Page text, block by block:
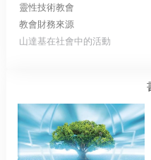
靈性技術教會
教會財務來源
山達基在社會中的活動